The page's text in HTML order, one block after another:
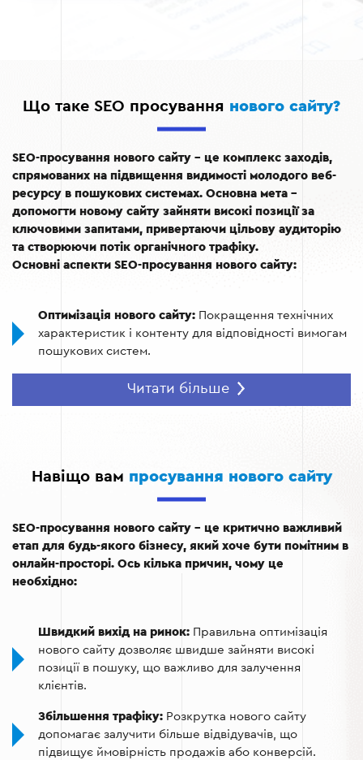
Що таке SEO просування нового сайту?
SEO-просування нового сайту – це комплекс заходів,
спрямованих на підвищення видимості молодого веб-
ресурсу в пошукових системах. Основна мета –
допомогти новому сайту зайняти високі позиції за
ключовими запитами, привертаючи цільову аудиторію
та створюючи потік органічного трафіку.
Основні аспекти SEO-просування нового сайту:
Оптимізація нового сайту: Покращення технічних
характеристик і контенту для відповідності вимогам
пошукових систем.
Розкрутка нового сайту:Використання стратегій
який відповідає запитам цільової аудиторії.
Аналітика та коригування:Постійний аналіз
Читати більше
Навіщо вам просування нового сайту
SEO-просування нового сайту – це критично важливий
етап для будь-якого бізнесу, який хоче бути помітним в
онлайн-просторі. Ось кілька причин, чому це
необхідно:
Швидкий вихід на ринок: Правильна оптимізація
нового сайту дозволяє швидше зайняти високі
позиції в пошуку, що важливо для залучення
клієнтів.
Збільшення трафіку: Розкрутка нового сайту
допомагає залучити більше відвідувачів, що
підвищує ймовірність продажів або конверсій.